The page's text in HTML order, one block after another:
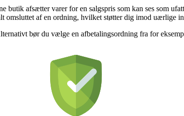
butik afsætter varer for en salgspris som kan ses som
omsluttet af en ordning, hvilket støtter dig imod uærlige
bør du vælge en afbetalingsordning fra for